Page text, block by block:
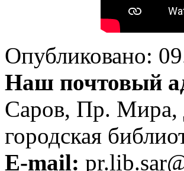
Опубликовано:
Наш почтовый
Саров, Пр. Мира,
городская
E-mail: